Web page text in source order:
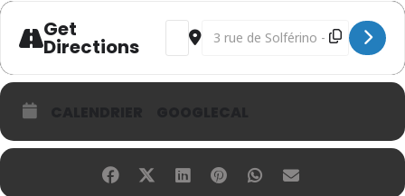
Get
Directions
Address - Véronique Fel [tam60aWqU]
Destination Address - Véronique